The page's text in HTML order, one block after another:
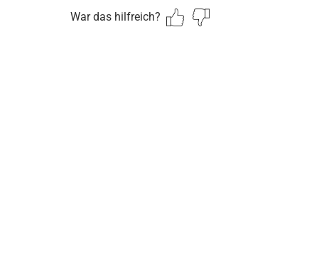
War das hilfreich?